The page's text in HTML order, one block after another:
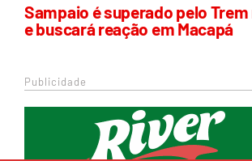
Sampaio é superado pelo
e buscará reação em Macapá
Publicidade